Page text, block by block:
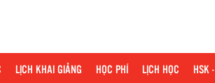
LỊCH KHAI GIẢNG HỌC PHÍ LỊCH HỌC HSK